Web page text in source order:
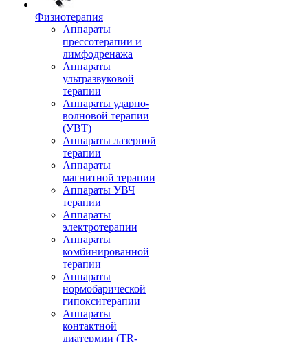
Физиотерапия
Аппараты
прессотерапии и
лимфодренажа
Аппараты
ультразвуковой
терапии
Аппараты ударно-
волновой терапии
(УВТ)
Аппараты лазерной
терапии
Аппараты
магнитной терапии
Аппараты УВЧ
терапии
Аппараты
электротерапии
Аппараты
комбинированной
терапии
Аппараты
нормобарической
гипокситерапии
Аппараты
контактной
диатермии (TR-